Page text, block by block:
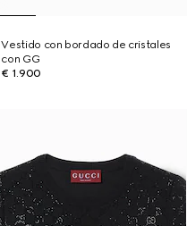
Vestido con bordado de cristales
con GG
€ 1.900